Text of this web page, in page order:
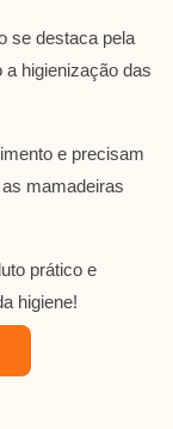
se destaca pela
a higienização das
e precisam
mamadeiras
prático e
higiene!